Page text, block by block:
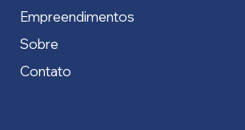
Empreendimentos
Sobre
Contato